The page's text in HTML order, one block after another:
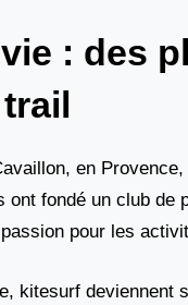
: des
en
ont fondé un club de
pour les
kitesurf deviennent